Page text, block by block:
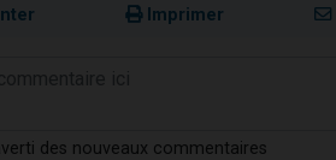
Imprimer
des nouveaux commentaires